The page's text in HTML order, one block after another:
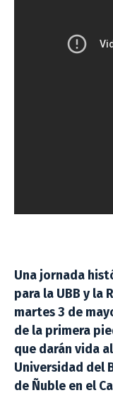
Una jornada
para la UBB y la
martes 3 de
de la primera
que darán vida
Universidad del
de Ñuble en el